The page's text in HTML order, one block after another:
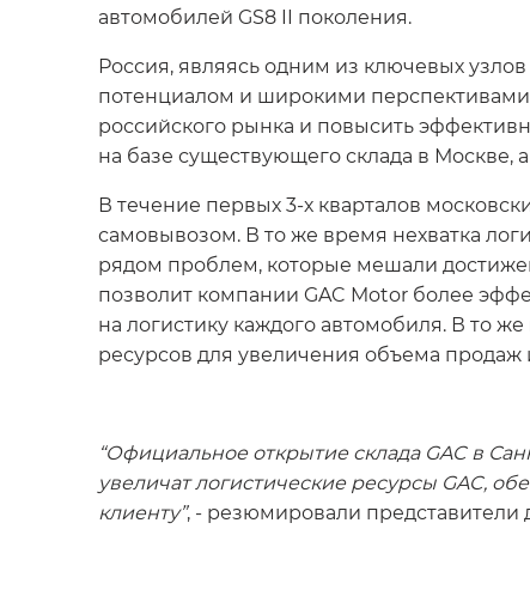
автомобилей GS8 II поколения.
Россия, являясь одним из ключевых
потенциалом и широкими перспективами
российского рынка и повысить
на базе существующего склада в Москве,
В течение первых 3-х кварталов
самовывозом. В то же время нехватка
рядом проблем, которые мешали
позволит компании GAC Motor более
на логистику каждого автомобиля. В то
ресурсов для увеличения объема
“Официальное открытие склада GAC в
увеличат логистические ресурсы GAC,
клиенту”, - резюмировали представители